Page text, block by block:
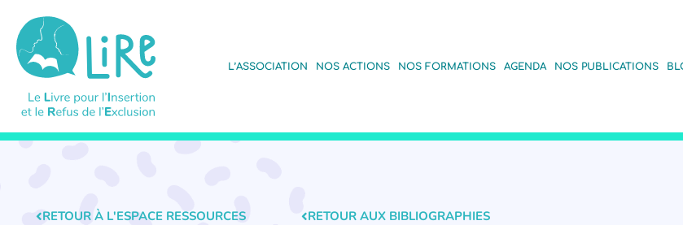
L’ASSOCIATION NOS ACTIONS NOS FORMATIONS AGENDA NOS PUBLICATIONS
RETOUR À L'ESPACE RESSOURCES RETOUR AUX BIBLIOGRAPHIES